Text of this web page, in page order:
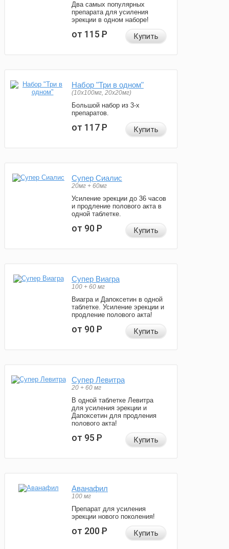
Два самых популярных
препарата для усиления
эрекции в одном наборе!
от 115Р Купить
Набор "Три в одном"
(10x100мг, 20x20мг)
Большой набор из 3-х
препаратов.
от 117Р Купить
Супер Сиалис
20мг + 60мг
Усиление эрекции до 36 часов
и продление полового акта в
одной таблетке.
от 90Р Купить
Супер Виагра
100 + 60 мг
Виагра и Дапоксетин в одной
таблетке. Усиление эрекции и
продление полового акта!
от 90Р Купить
Супер Левитра
20 + 60 мг
В одной таблетке Левитра
для усиления эрекции и
Дапоксетин для продления
полового акта!
от 95Р Купить
Аванафил
100 мг
Препарат для усиления
эрекции нового поколения!
от 200Р Купить